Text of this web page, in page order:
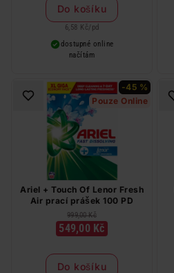
Do košíku
6,58 Kč/ pd
dostupné online
načítám
-45 %
Pouze Online
Ariel + Touch Of Lenor Fresh
Air prací prášek 100 PD
999,00 Kč
549,00 Kč
Do košíku